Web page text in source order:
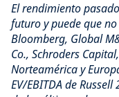
El rendimiento
futuro y puede que
Bloomberg, Global
Co., Schroders
Norteamérica y
EV/EBITDA de